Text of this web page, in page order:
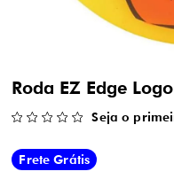
Roda EZ Edge
Seja o
Frete Grátis